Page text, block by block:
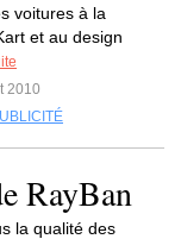
voitures à la
et au design
2010
RayBan
la qualité des